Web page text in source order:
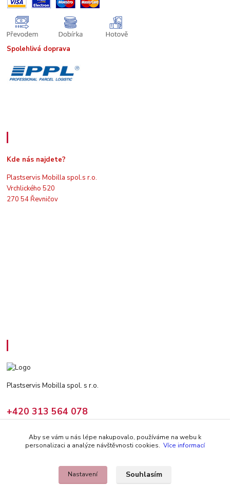
Spolehlivá doprava
Kde nás najdete?
Plastservis Mobilla spol.s r.o.
Vrchlického 520
270 54 Řevničov
Plastservis Mobilla spol. s r.o.
+420 313 564 078
(Po - Pá: 6 - 14:30 hod)
prodej@climair.cz
Aby se vám u nás lépe nakupovalo, používáme na webu k
personalizaci a analýze návštěvnosti cookies. Více informací
Nastavení Souhlasím